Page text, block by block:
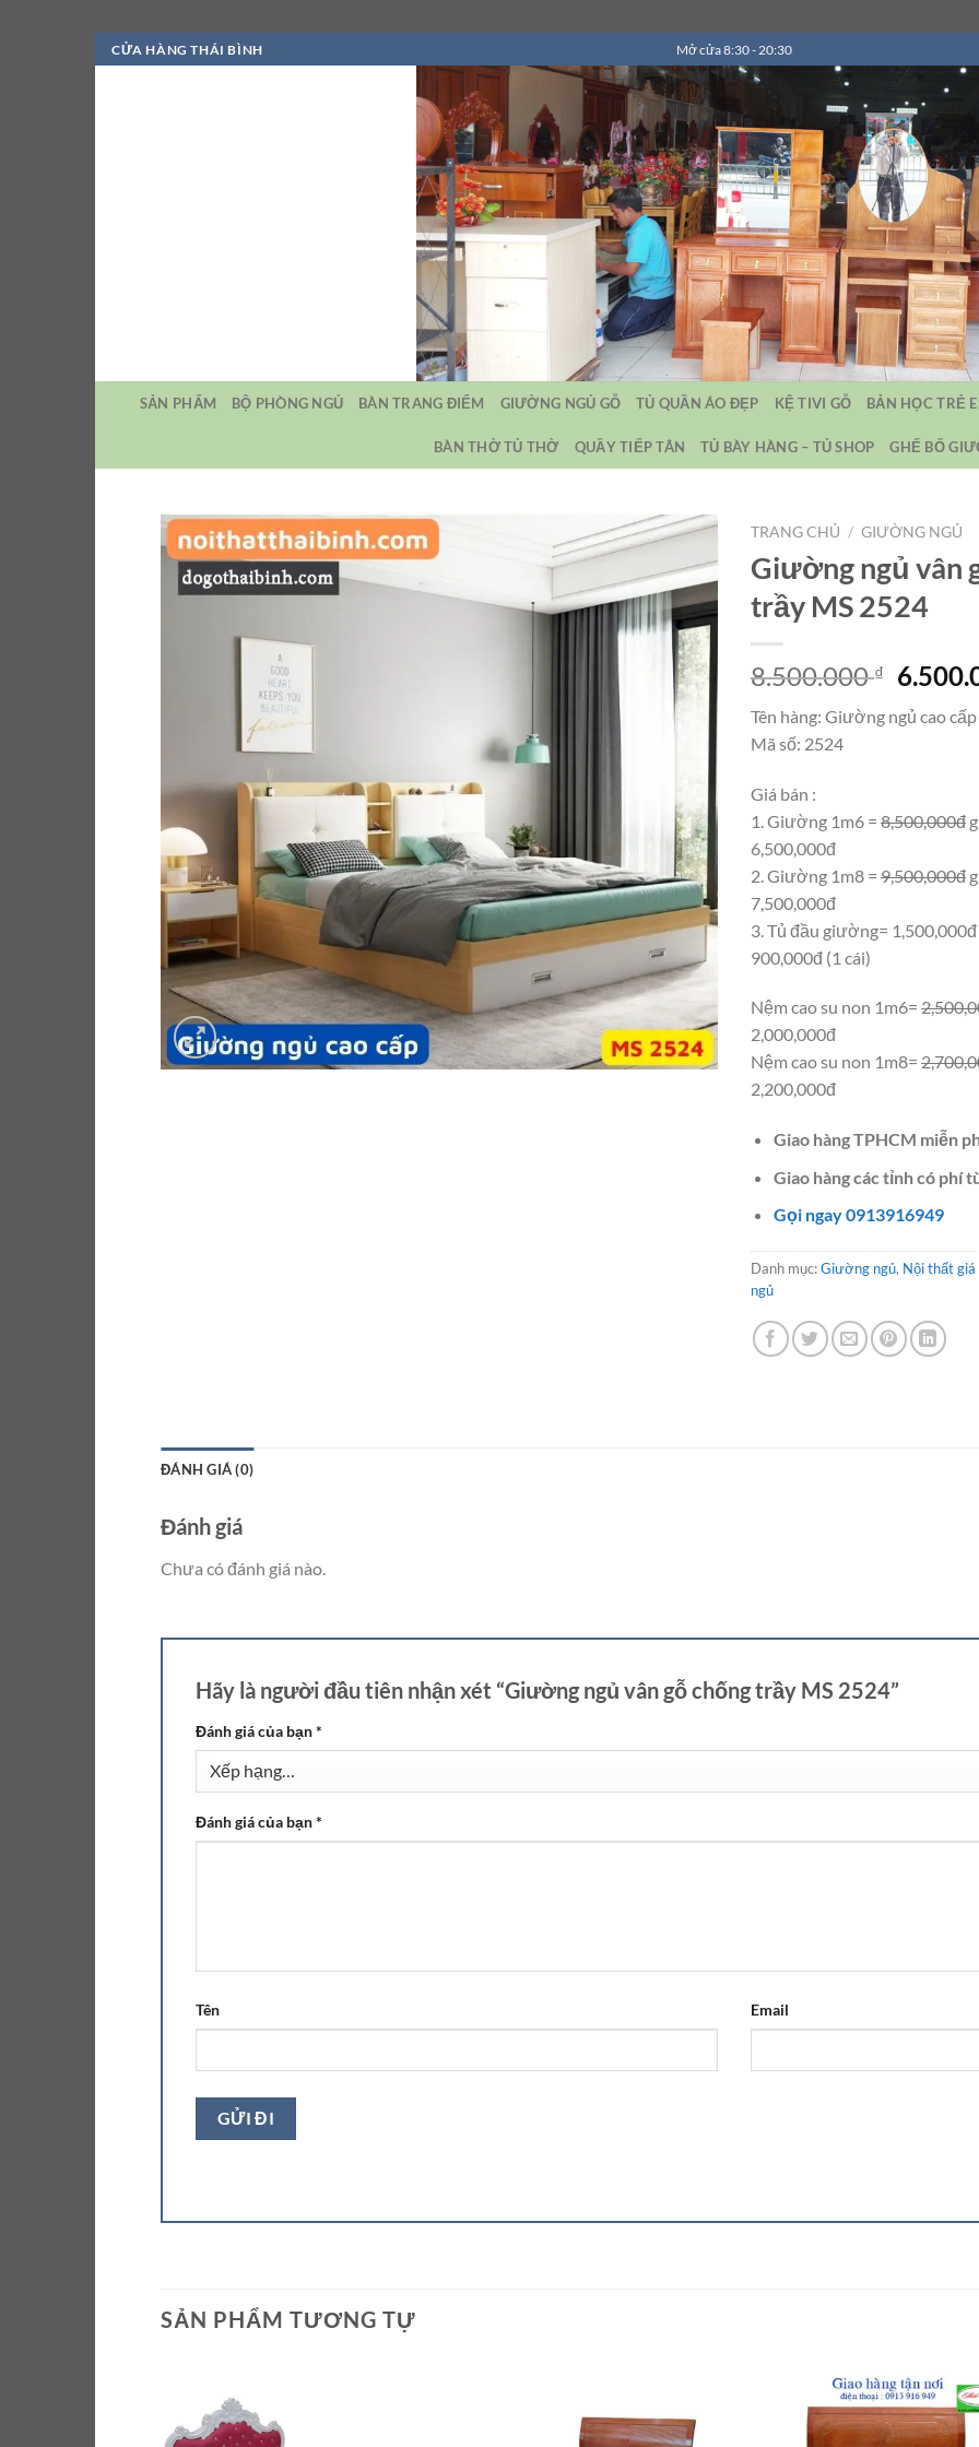
Bỏ
qua
CỬA HÀNG THÁI BÌNH Mở cửa 8:30 - 20:30
SẢN PHẨM BỘ PHÒNG NGỦ BÀN TRANG ĐIỂM GIƯỜNG NGỦ GỖ TỦ QUẦN ÁO ĐẸP KỆ TIVI GỖ BẢN HỌC TRẺ
BÀN THỜ TỦ THỜ QUẦY TIẾP TÂN TỦ BÀY HÀNG – TỦ SHOP GHẾ BỐ
TRANG CHỦ / GIƯỜNG NGỦ
Giường ngủ vân
trầy MS 2524
8.500.000₫
Giá
là:
Tên hàng: Giường ngủ cao cấp
Mã số: 2524
Giá bán :
1. Giường 1m6 = 8,500,000đ
6,500,000đ
2. Giường 1m8 = 9,500,000đ
7,500,000đ
3. Tủ đầu giường=
900,000đ (1 cái)
Nệm cao su non 1m6=
2,000,000đ
Nệm cao su non 1m8=
2,200,000đ
Giao hàng TPHCM miễn
Giao hàng các tỉnh có phí
Gọi ngay 0913916949
Danh mục:Giường ngủ, Nội thất giá
ngủ
ĐÁNH GIÁ (0)
Đánh giá
Chưa có đánh giá nào.
Hãy là người đầu tiên nhận xét “Giường ngủ vân gỗ chống trầy MS 2524”
Đánh giá của bạn*
Đánh giá của bạn*
Tên Email
SẢN PHẨM TƯƠNG TỰ